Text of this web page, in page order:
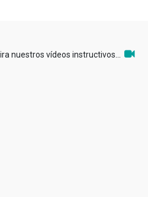
nuestros vídeos instructivos...